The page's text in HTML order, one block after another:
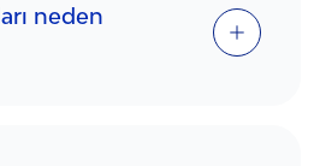
neden